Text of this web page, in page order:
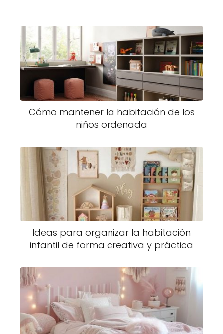
Cómo mantener la habitación de los
niños ordenada
Ideas para organizar la habitación
infantil de forma creativa y práctica